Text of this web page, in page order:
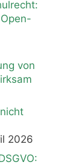
von
2026